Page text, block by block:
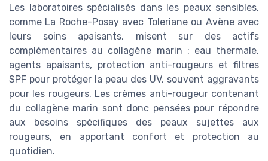
Les laboratoires spécialisés dans les peaux sensibles,
comme La Roche-Posay avec Toleriane ou Avène avec
leurs soins apaisants, misent sur des actifs
complémentaires au collagène marin : eau thermale,
agents apaisants, protection anti-rougeurs et filtres
SPF pour protéger la peau des UV, souvent aggravants
pour les rougeurs. Les crèmes anti-rougeur contenant
du collagène marin sont donc pensées pour répondre
aux besoins spécifiques des peaux sujettes aux
rougeurs, en apportant confort et protection au
quotidien.